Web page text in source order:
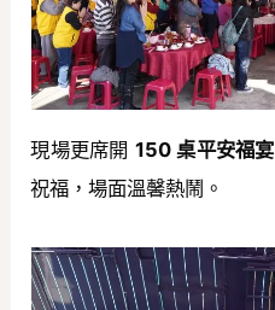
現場更席開 150 桌平安福宴
祝福，場面溫馨熱鬧。